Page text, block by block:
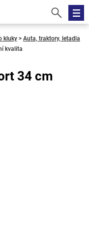
kluky > Auta, traktory, letadla
kvalita
34 cm